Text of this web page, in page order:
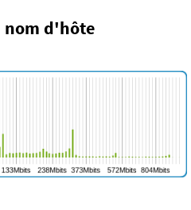
nom d'hôte